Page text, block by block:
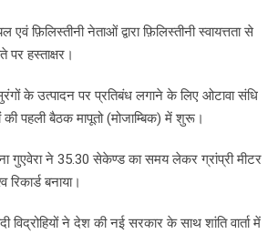
एवं फ़िलिस्तीनी नेताओं द्वारा फ़िलिस्तीनी स्वायत्तता से
पर हस्ताक्षर।
के उत्पादन पर प्रतिबंध लगाने के लिए ओटावा संधि
की पहली बैठक मापूतो (मोजाम्बिक) में शुरू।
गुएवेरा ने 35.30 सेकेण्ड का समय लेकर ग्रांप्री मीटर
बनाया।
ने देश की नई सरकार के साथ शांति वार्ता में